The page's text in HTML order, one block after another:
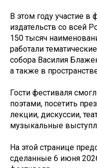
В этом году участие в
издательств со всей
150 тысяч
работали
собора Василия
а также в
Гости фестиваля
поэтами, посетить
лекции, дискуссии,
музыкальные
На этой странице
сделанные 6 июня